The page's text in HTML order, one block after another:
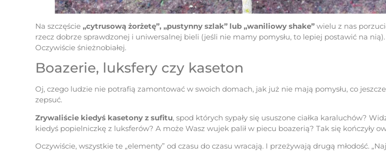
Na szczęście „cytrusową żorżetę”, „pustynny szlak” lub „waniliowy shake” wielu z nas
rzecz dobrze sprawdzonej i uniwersalnej bieli (jeśli nie mamy pomysłu, to lepiej postawić na nią).
Oczywiście śnieżnobiałej.
Boazerie, luksfery czy kaseton
Oj, czego ludzie nie potrafią zamontować w swoich domach, jak już nie mają pomysłu, co
zepsuć.
Zrywaliście kiedyś kasetony z sufitu, spod których sypały się ususzone ciałka karaluchów?
kiedyś popielniczkę z luksferów? A może Wasz wujek palił w piecu boazerią? Tak się kończyły
Oczywiście, wszystkie te „elementy” od czasu do czasu wracają. I przeżywają drugą młodość.